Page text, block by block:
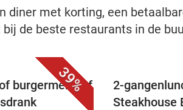
diner met korting, een
bij de beste restaurants in de
39%
burgermenu of
2-
Steakhouse